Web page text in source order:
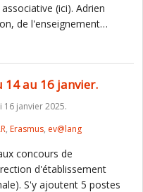
(ici). Adrien
de l'enseignement…
14 au 16 janvier.
16 janvier 2025.
, Erasmus, ev@lang
concours de
d'établissement
S'y ajoutent 5 postes